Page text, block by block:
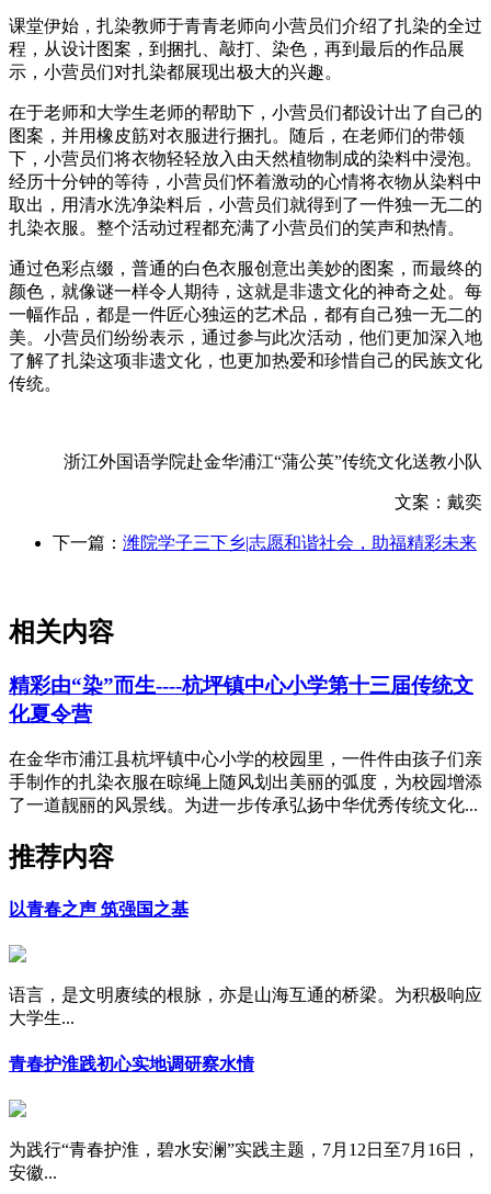
课堂伊始，扎染教师于青青老师向小营员们介绍了扎染的全过
程，从设计图案，到捆扎、敲打、染色，再到最后的作品展
示，小营员们对扎染都展现出极大的兴趣。
在于老师和大学生老师的帮助下，小营员们都设计出了自己的
图案，并用橡皮筋对衣服进行捆扎。随后，在老师们的带领
下，小营员们将衣物轻轻放入由天然植物制成的染料中浸泡。
经历十分钟的等待，小营员们怀着激动的心情将衣物从染料中
取出，用清水洗净染料后，小营员们就得到了一件独一无二的
扎染衣服。整个活动过程都充满了小营员们的笑声和热情。
通过色彩点缀，普通的白色衣服创意出美妙的图案，而最终的
颜色，就像谜一样令人期待，这就是非遗文化的神奇之处。每
一幅作品，都是一件匠心独运的艺术品，都有自己独一无二的
美。小营员们纷纷表示，通过参与此次活动，他们更加深入地
了解了扎染这项非遗文化，也更加热爱和珍惜自己的民族文化
传统。
浙江外国语学院赴金华浦江“蒲公英”传统文化送教小队
文案：戴奕
下一篇： 潍院学子三下乡|志愿和谐社会，助福精彩未来
相关内容
精彩由“染”而生----杭坪镇中心小学第十三届传统文
化夏令营
在金华市浦江县杭坪镇中心小学的校园里，一件件由孩子们亲
手制作的扎染衣服在晾绳上随风划出美丽的弧度，为校园增添
了一道靓丽的风景线。为进一步传承弘扬中华优秀传统文化...
推荐内容
以青春之声 筑强国之基
语言，是文明赓续的根脉，亦是山海互通的桥梁。为积极响应
大学生...
青春护淮践初心实地调研察水情
为践行“青春护淮，碧水安澜”实践主题，7月12日至7月16日，
安徽...